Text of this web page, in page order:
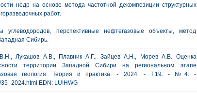
недр на основе метода частотной декомпозиции структурных
работ.
углеводородов, перспективные нефтегазовые объекты, метод
Сибирь.
Лукашов А.В., Плавник А.Г., Зайцев А.Н., Морев А.В. Оценка
территории Западной Сибири на региональном этапе
геология. Теория и практика. - 2024. - Т.19. - №4. -
EDN: LUIHWG